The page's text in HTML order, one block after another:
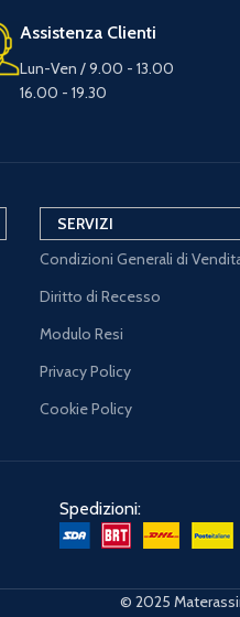
Assistenza Clienti
Lun-Ven / 9.00 - 13.00
16.00 - 19.30
SERVIZI
Condizioni Generali di
Diritto di Recesso
Modulo Resi
Privacy Policy
Cookie Policy
Spedizioni:
© 2025